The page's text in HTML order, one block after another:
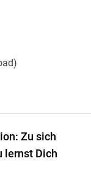
Zu sich
lernst Dich